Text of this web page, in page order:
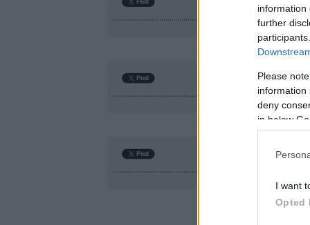
information
further
Please
information
deny
in below
I want
Opted